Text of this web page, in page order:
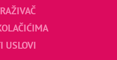
USLOVI